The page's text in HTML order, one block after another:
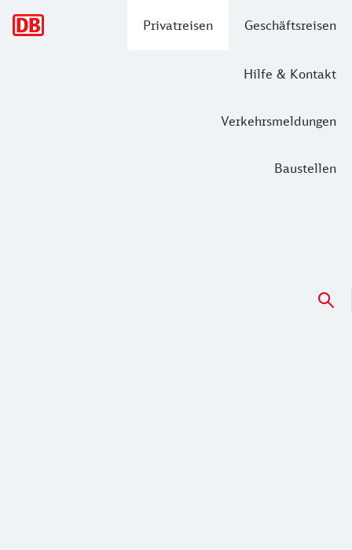
Privatreisen Geschäftsreisen
Hilfe & Kontakt
Verkehrsmeldungen
Baustellen